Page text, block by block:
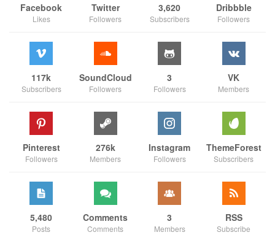
Facebook
Likes
Twitter
Followers
3,620
Subscribers
Dribbble
Followers
117k
Subscribers
SoundCloud
Followers
3
Followers
VK
Members
Pinterest
Followers
276k
Members
Instagram
Followers
ThemeForest
Subscribers
5,480
Posts
Comments
Comments
3
Members
RSS
Subscribe